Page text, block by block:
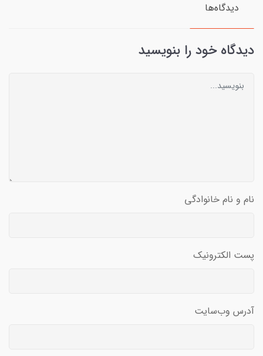
دیدگاه‌ها
دیدگاه خود را بنویسید
نام و نام خانوادگی
پست الکترونیک
آدرس وب‌سایت